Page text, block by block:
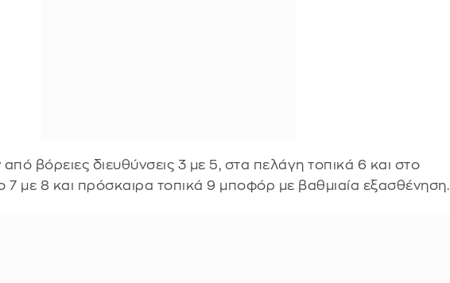
βόρειες διευθύνσεις 3 με 5, στα πελάγη τοπικά 6 και στο
7 με 8 και πρόσκαιρα τοπικά 9 μποφόρ με βαθμιαία εξασθένηση.